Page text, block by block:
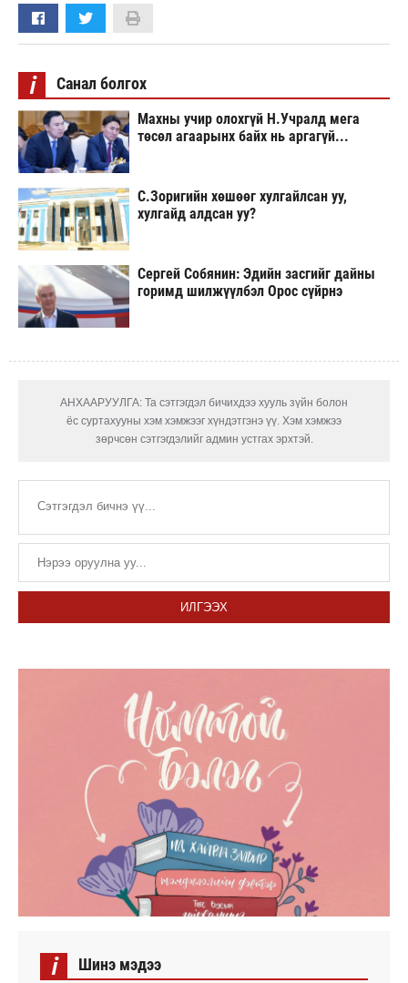
i Санал болгох
Махны учир олохгүй Н.Учралд мега
төсөл агаарынх байх нь аргагүй...
С.Зоригийн хөшөөг хулгайлсан уу,
хулгайд алдсан уу?
Сергей Собянин: Эдийн засгийг дайны
горимд шилжүүлбэл Орос сүйрнэ
АНХААРУУЛГА: Та сэтгэгдэл бичихдээ хууль зүйн болон
ёс суртахууны хэм хэмжээг хүндэтгэнэ үү. Хэм хэмжээ
зөрчсөн сэтгэгдэлийг админ устгах эрхтэй.
ИЛГЭЭХ
i Шинэ мэдээ